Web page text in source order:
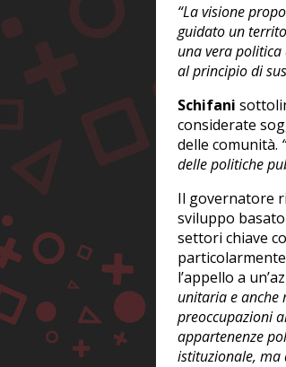
“La visione
guidato un
una vera
al principio di
Schifani
considerate
delle comunità.
delle politiche
Il governatore
sviluppo
settori chiave
l’appello a
unitaria e anche
preoccupazioni
appartenenze
istituzionale, ma